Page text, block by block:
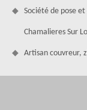
Société de pose
Chamalieres Sur
Artisan couvreur,